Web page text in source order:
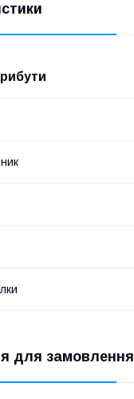
для замовлення